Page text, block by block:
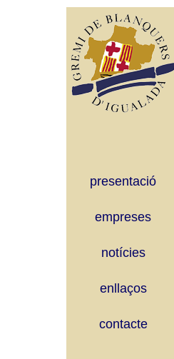
presentació
empreses
notícies
enllaços
contacte